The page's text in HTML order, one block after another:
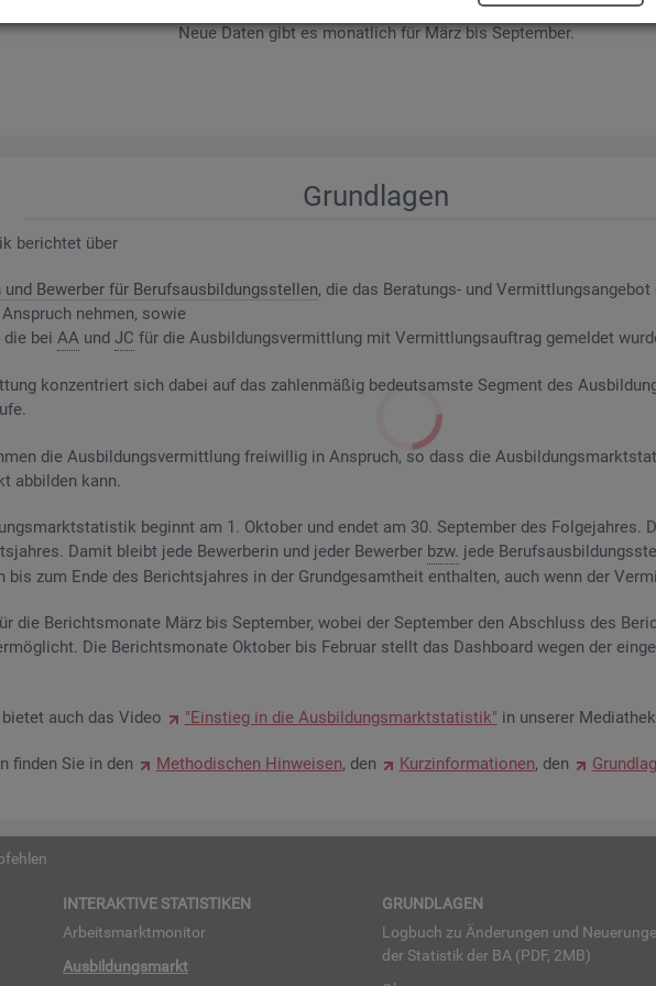
ge­mel­de­te Be­wer­be­rin­nen und Be­wer­ber sowie Be­rufs­aus­bil­dungs­stel­len nach
Neue Daten gibt es mo­nat­lich für März bis Sep­tem­ber.
Grund­la­gen
be­rich­tet über
und Be­wer­ber für Be­rufs­aus­bil­dungs­stel­len, die das Be­ra­tungs- und
neh­men, sowie
bei AAund JC für die Aus­bil­dungs­ver­mitt­lung mit Ver­mitt­lungs­auf­trag ge­mel­det
kon­zen­triert sich dabei auf das zah­len­mä­ßig be­deut­sams­te Seg­ment des
die Aus­bil­dungs­ver­mitt­lung frei­wil­lig in An­spruch, so dass die
ab­bil­den kann.
be­ginnt am 1. Ok­to­ber und endet am 30. Sep­tem­ber des
Damit bleibt jede Be­wer­be­rin und jeder Be­wer­ber bzw. jede
zum Ende des Be­richts­jah­res in der Grund­ge­samt­heit ent­hal­ten, auch wenn der
die Be­richts­mo­na­te März bis Sep­tem­ber, wobei der Sep­tem­ber den Ab­schluss des
Die Be­richts­mo­na­te Ok­to­ber bis Fe­bru­ar stellt das Da­sh­board wegen der
auch das Video "Ein­stieg in die Aus­bil­dungs­markt­sta­tis­tik" in un­se­rer
fin­den Sie in den Me­tho­di­schen Hin­wei­sen, den Kurz­in­for­ma­tio­nen, den
IN­TER­AK­TI­VE STA­TIS­TI­KEN
Ar­beits­markt­mo­ni­tor
Aus­bil­dungs­markt
GRUND­LA­GEN
Log­buch zu Än­de­run­gen und
der Sta­tis­tik der BA (PDF, 2MB)